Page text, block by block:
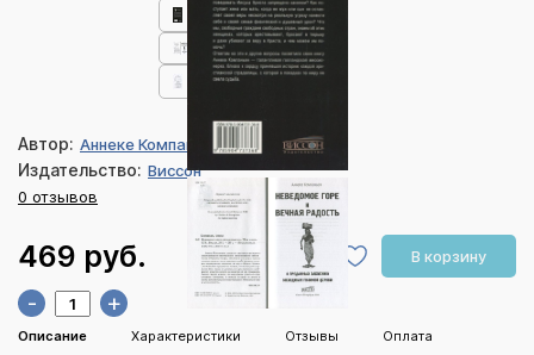
Автор: Аннеке Компаньен
Издательство: Виссон
0 отзывов
469 руб. В корзину
- +
Описание Характеристики Отзывы Оплата